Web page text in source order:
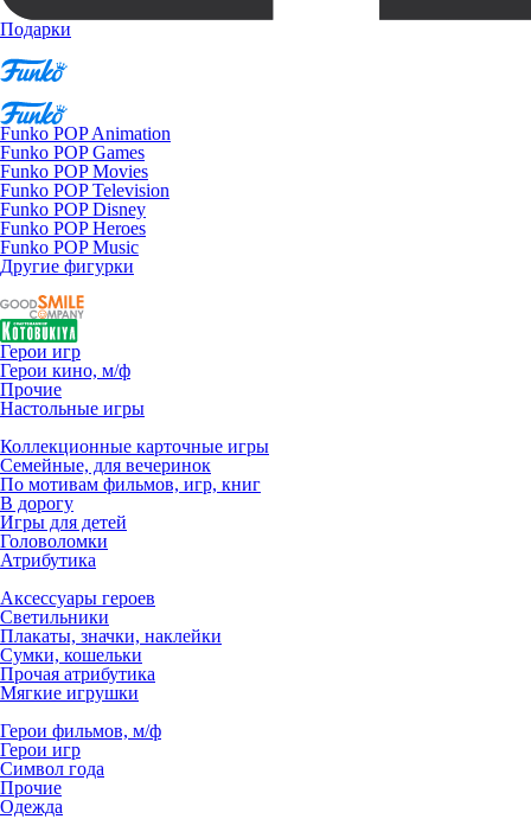
Подарки
Funko POP Animation
Funko POP Games
Funko POP Movies
Funko POP Television
Funko POP Disney
Funko POP Heroes
Funko POP Music
Другие фигурки
Герои игр
Герои кино, м/ф
Прочие
Настольные игры
Коллекционные карточные игры
Семейные, для вечеринок
По мотивам фильмов, игр, книг
В дорогу
Игры для детей
Головоломки
Атрибутика
Аксессуары героев
Светильники
Плакаты, значки, наклейки
Сумки, кошельки
Прочая атрибутика
Мягкие игрушки
Герои фильмов, м/ф
Герои игр
Символ года
Прочие
Одежда